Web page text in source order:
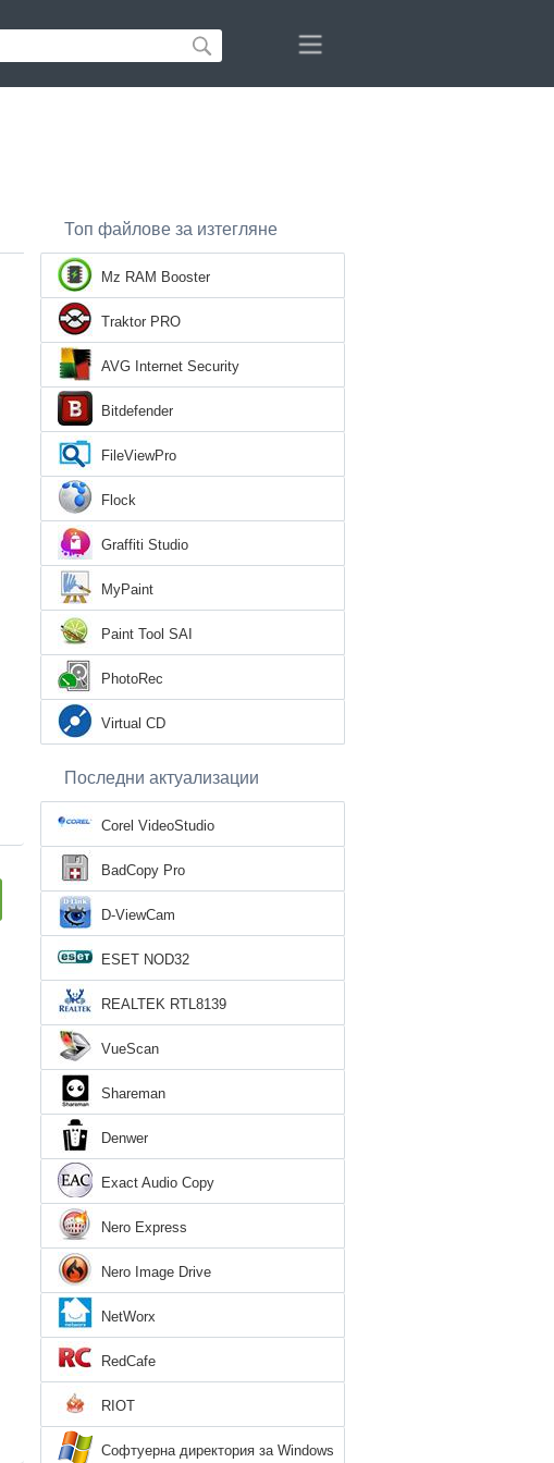
Топ файлове за изтегляне
Mz RAM Booster
Traktor PRO
AVG Internet Security
Bitdefender
FileViewPro
Flock
Graffiti Studio
MyPaint
Paint Tool SAI
PhotoRec
Virtual CD
Последни актуализации
Corel VideoStudio
BadCopy Pro
D-ViewCam
ESET NOD32
REALTEK RTL8139
VueScan
Shareman
Denwer
Exact Audio Copy
Nero Express
Nero Image Drive
NetWorx
RedCafe
RIOT
Софтуерна директория за Windows